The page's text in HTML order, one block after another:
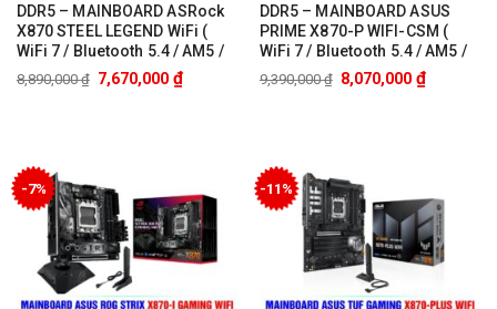
DDR5 – MAINBOARD ASRock
X870 STEEL LEGEND WiFi (
WiFi 7 / Bluetooth 5.4 / AM5 /
ATX / 4xDDR5 )
8,890,000₫ 7,670,000 ₫
DDR5 – MAINBOARD ASUS
PRIME X870-P WIFI-CSM (
WiFi 7 / Bluetooth 5.4 / AM5 /
ATX / 4xDDR5 )
9,390,000₫ 8,070,000 ₫
-7% -11%